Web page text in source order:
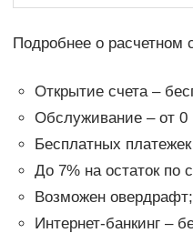
Подробнее о расчетном
Открытие счета –
Обслуживание – от 0
Бесплатных
До 7% на остаток по
Возможен овердрафт;
Интернет-банкинг –